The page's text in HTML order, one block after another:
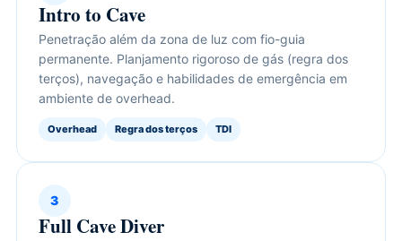
Intro to Cave
Penetração além da zona de luz com fio-guia
permanente. Planjamento rigoroso de gás (regra dos
terços), navegação e habilidades de emergência em
ambiente de overhead.
Overhead Regra dos terços TDI
3
Full Cave Diver